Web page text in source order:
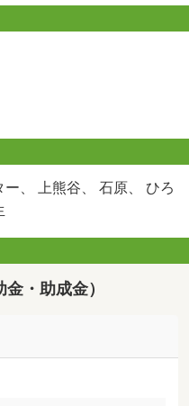
、 上熊谷、 石原、 ひろ
・助成金）